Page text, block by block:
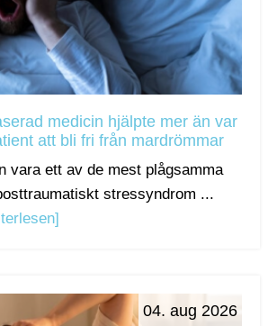
medicin hjälpte mer än var
att bli fri från mardrömmar
vara ett av de mest plågsamma
stressyndrom ...
04. aug 2026